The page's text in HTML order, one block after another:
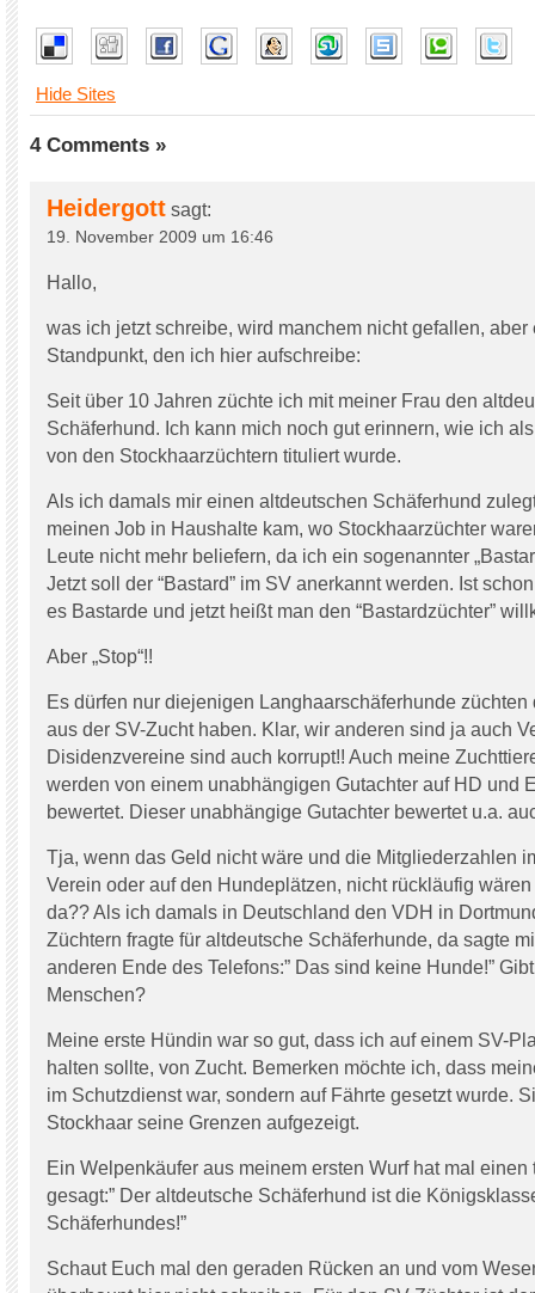
Hide Sites
4 Comments »
Heidergott sagt:
19. November 2009 um 16:46
Hallo,
was ich jetzt schreibe, wird manchem nicht gefallen, aber
Standpunkt, den ich hier aufschreibe:
Seit über 10 Jahren züchte ich mit meiner Frau den
Schäferhund. Ich kann mich noch gut erinnern, wie ich
von den Stockhaarzüchtern tituliert wurde.
Als ich damals mir einen altdeutschen Schäferhund
meinen Job in Haushalte kam, wo Stockhaarzüchter
Leute nicht mehr beliefern, da ich ein sogenannter
Jetzt soll der “Bastard” im SV anerkannt werden. Ist
es Bastarde und jetzt heißt man den “Bastardzüchter”
Aber „Stop“!!
Es dürfen nur diejenigen Langhaarschäferhunde
aus der SV-Zucht haben. Klar, wir anderen sind ja auch
Disidenzvereine sind auch korrupt!! Auch meine
werden von einem unabhängigen Gutachter auf HD und
bewertet. Dieser unabhängige Gutachter bewertet u.a.
Tja, wenn das Geld nicht wäre und die Mitgliederzahlen
Verein oder auf den Hundeplätzen, nicht rückläufig
da?? Als ich damals in Deutschland den VDH in
Züchtern fragte für altdeutsche Schäferhunde, da sagte
anderen Ende des Telefons:” Das sind keine Hunde!”
Menschen?
Meine erste Hündin war so gut, dass ich auf einem SV-
halten sollte, von Zucht. Bemerken möchte ich, dass
im Schutzdienst war, sondern auf Fährte gesetzt wurde.
Stockhaar seine Grenzen aufgezeigt.
Ein Welpenkäufer aus meinem ersten Wurf hat mal einen
gesagt:” Der altdeutsche Schäferhund ist die
Schäferhundes!”
Schaut Euch mal den geraden Rücken an und vom